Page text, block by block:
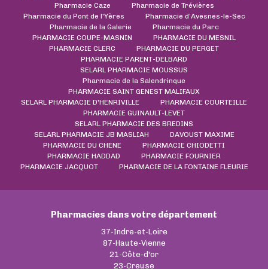
Pharmacie Caze
Pharmacie de Trévières
Pharmacie du Pont de l'Yères
Pharmacie d’Avesnes-le-Sec
Pharmacie de la Galerie
Pharmacie du Parc
PHARMACIE COUPE-MASNIN
PHARMACIE DU MESNIL
PHARMACIE CLERC
PHARMACIE DU PERGET
PHARMACIE PARENT-DELBARD
SELARL PHARMACIE MOUSSUS
Pharmacie de la Salendrinque
PHARMACIE SAINT GENEST MALIFAUX
SELARL PHARMACIE D'HENRIVILLE
PHARMACIE COURTEILLE
PHARMACIE GUINAULT-LEVET
SELARL PHARMACIE DES BREDINS
SELARL PHARMACIE JB MASLIAH
DAVOUST MAXIME
PHARMACIE DU CHENE
PHARMACIE CHIODETTI
PHARMACIE HADDAD
PHARMACIE FOURNIER
PHARMACIE JACQUOT
PHARMACIE DE LA FONTAINE FLEURIE
Pharmacies dans votre département
37-Indre-et-Loire
87-Haute-Vienne
21-Côte-d'or
23-Creuse